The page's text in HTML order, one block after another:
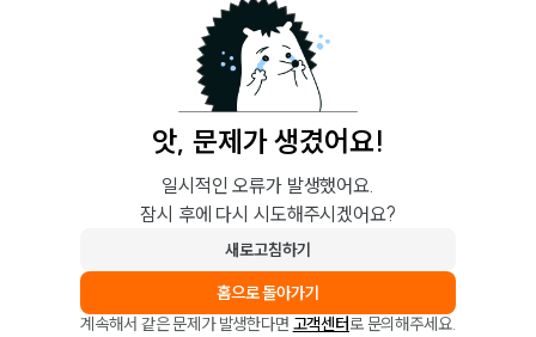
앗, 문제가 생겼어요!
일시적인 오류가 발생했어요.
잠시 후에 다시 시도해주시겠어요?
새로고침하기
홈으로 돌아가기
계속해서 같은 문제가 발생한다면 고객센터로 문의해주세요.